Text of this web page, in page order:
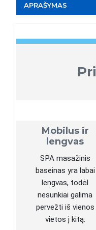
APRAŠYMAS
Mobilus ir
lengvas
SPA masažinis
baseinas yra labai
lengvas, todėl
nesunkiai galima
pervežti iš vienos
vietos į kitą.